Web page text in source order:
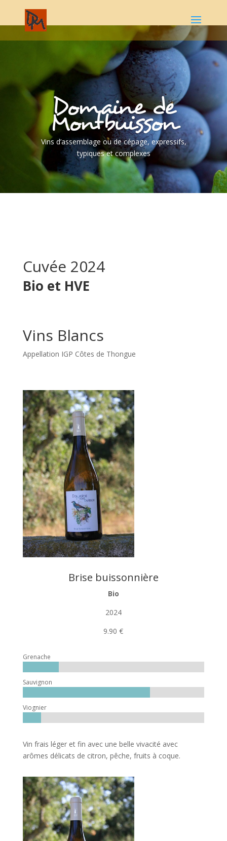
Domaine de
Montbuisson
Vins d’assemblage ou de cépage, expressifs,
typiques et complexes
Cuvée 2024
Bio et HVE
Vins Blancs
Appellation IGP Côtes de Thongue
Brise buissonnière
Bio
2024
9.90 €
Grenache
Sauvignon
Viognier
Vin frais léger et fin avec une belle vivacité avec
arômes délicats de citron, pêche, fruits à coque.